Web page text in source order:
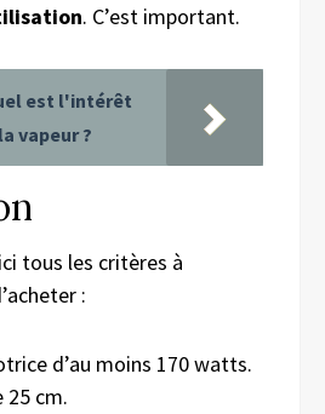
. C’est important.
est l'intérêt
vapeur ?
tous les critères à
:
d’au moins 170 watts.
25 cm.